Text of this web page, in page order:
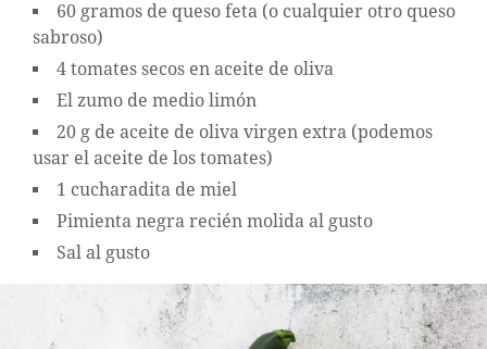
60 gramos de queso feta (o cualquier otro queso
sabroso)
4 tomates secos en aceite de oliva
El zumo de medio limón
20 g de aceite de oliva virgen extra (podemos
usar el aceite de los tomates)
1 cucharadita de miel
Pimienta negra recién molida al gusto
Sal al gusto